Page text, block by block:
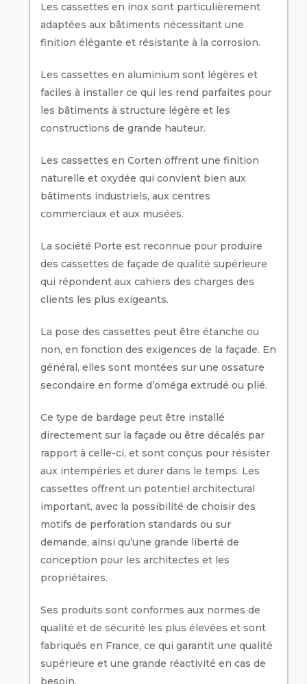
Les cassettes en inox sont particulièrement
adaptées aux bâtiments nécessitant une
finition élégante et résistante à la corrosion.
Les cassettes en aluminium sont légères et
faciles à installer ce qui les rend parfaites pour
les bâtiments à structure légère et les
constructions de grande hauteur.
Les cassettes en Corten offrent une finition
naturelle et oxydée qui convient bien aux
bâtiments industriels, aux centres
commerciaux et aux musées.
La société Porte est reconnue pour produire
des cassettes de façade de qualité supérieure
qui répondent aux cahiers des charges des
clients les plus exigeants.
La pose des cassettes peut être étanche ou
non, en fonction des exigences de la façade. En
général, elles sont montées sur une ossature
secondaire en forme d’oméga extrudé ou plié.
Ce type de bardage peut être installé
directement sur la façade ou être décalés par
rapport à celle-ci, et sont conçus pour résister
aux intempéries et durer dans le temps. Les
cassettes offrent un potentiel architectural
important, avec la possibilité de choisir des
motifs de perforation standards ou sur
demande, ainsi qu’une grande liberté de
conception pour les architectes et les
propriétaires.
Ses produits sont conformes aux normes de
qualité et de sécurité les plus élevées et sont
fabriqués en France, ce qui garantit une qualité
supérieure et une grande réactivité en cas de
besoin.